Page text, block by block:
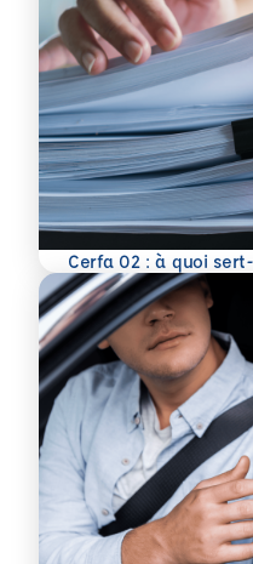
Cerfa 02 : à quoi
En savoir plus